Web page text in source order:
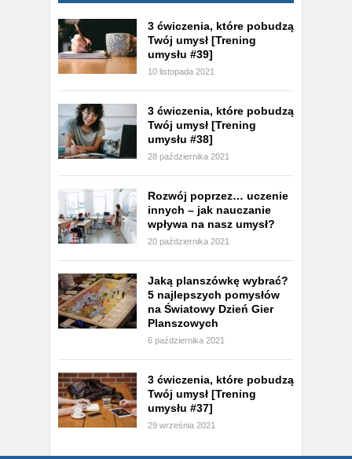
3 ćwiczenia, które pobudzą
Twój umysł [Trening
umysłu #39]
10 listopada 2021
3 ćwiczenia, które pobudzą
Twój umysł [Trening
umysłu #38]
28 października 2021
Rozwój poprzez… uczenie
innych – jak nauczanie
wpływa na nasz umysł?
20 października 2021
Jaką planszówkę wybrać?
5 najlepszych pomysłów
na Światowy Dzień Gier
Planszowych
6 października 2021
3 ćwiczenia, które pobudzą
Twój umysł [Trening
umysłu #37]
29 września 2021